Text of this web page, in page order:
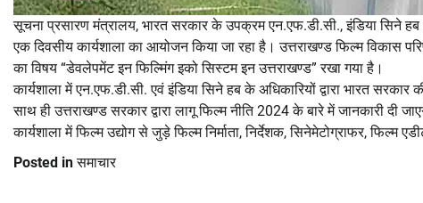
सूचना प्रसारण मंत्रालय, भारत सरकार के उपक्रम एन.एफ.डी.सी., इंडिया सिने
एक दिवसीय कार्यशाला का आयोजन किया जा रहा है। उत्तराखण्ड फिल्म विकास
का विषय “डेवलेपमेंट इन फिल्मिंग इको सिस्टम इन उत्तराखण्ड” रखा गया है।
कार्यशाला में एन.एफ.डी.सी. एवं इंडिया सिने हब के अधिकारियों द्वारा भारत
साथ ही उत्तराखण्ड सरकार द्वारा लागू फिल्म नीति 2024 के बारे में जानकारी दी
कार्यशाला में फिल्म उद्योग से जुड़े फिल्म निर्माता, निर्देशक, सिनेमेटोग्राफर, फिल्म
Posted inसमाचार